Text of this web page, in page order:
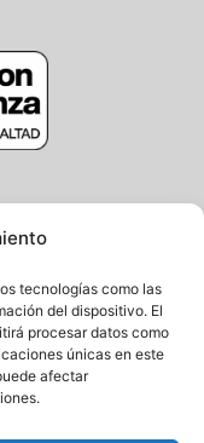
tecnologías como las
del dispositivo. El
procesar datos como
únicas en este
afectar
3, Gros
014 791